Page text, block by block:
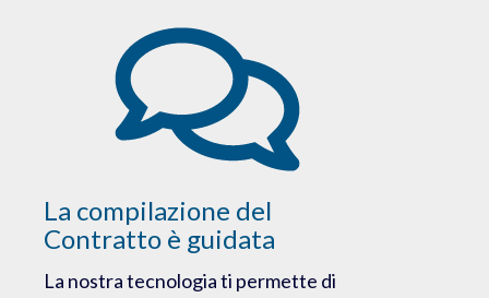
La compilazione del
Contratto è guidata
La nostra tecnologia ti permette di